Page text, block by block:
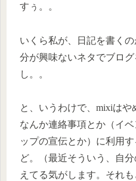
すぅ。。
いくら私が、日記を書く
分が興味ないネタでブロ
し。。
と、いうわけで、mixiはや
なんか連絡事項とか（イ
ップの宣伝とか）に利用
ど。（最近そういう、自
えてる気がします。それ